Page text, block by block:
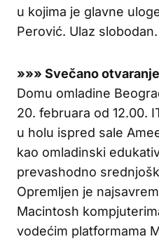
u kojima je glavne
Perović. Ulaz slobodan.
»»» Svečano
Domu omladine
20. februara od 12.00.
u holu ispred sale
kao omladinski
prevashodno
Opremljen je
Macintosh
vodećim platformama